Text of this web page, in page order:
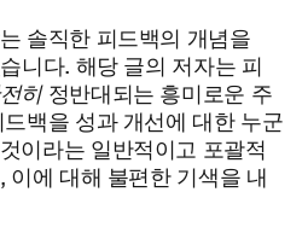
솔직한 피드백의 개념을
니다. 해당 글의 저자는 피
히정반대되는 흥미로운 주
백을 성과 개선에 대한 누군
이라는 일반적이고 포괄적
이에 대해 불편한 기색을 내